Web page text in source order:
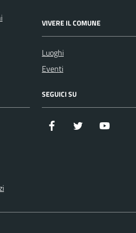
VIVERE IL COMUNE
Luoghi
Eventi
SEGUICI SU
Facebook Twitter